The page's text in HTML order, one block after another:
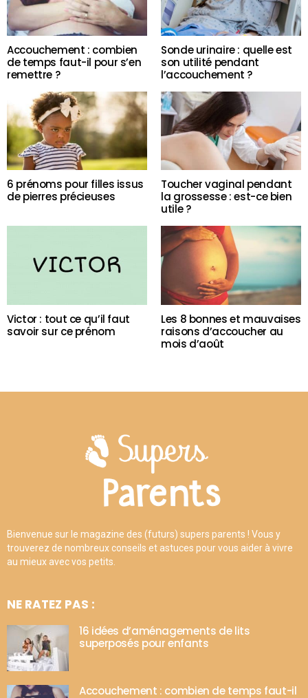
Accouchement : combien
de temps faut-il pour s’en
remettre ?
Sonde urinaire : quelle est
son utilité pendant
l’accouchement ?
6 prénoms pour filles issus
de pierres précieuses
Toucher vaginal pendant
la grossesse : est-ce bien
utile ?
Victor : tout ce qu’il faut
savoir sur ce prénom
Les 8 bonnes et mauvaises
raisons d’accoucher au
mois d’août
Bienvenue sur le magazine des (futurs) supers parents ! Vous y
trouverez de nombreux conseils et astuces pour vous aider à vivre
au mieux avec vos petits.
NE RATEZ PAS :
16 idées d’aménagements de lits
superposés pour enfants
Accouchement : combien de temps faut-il